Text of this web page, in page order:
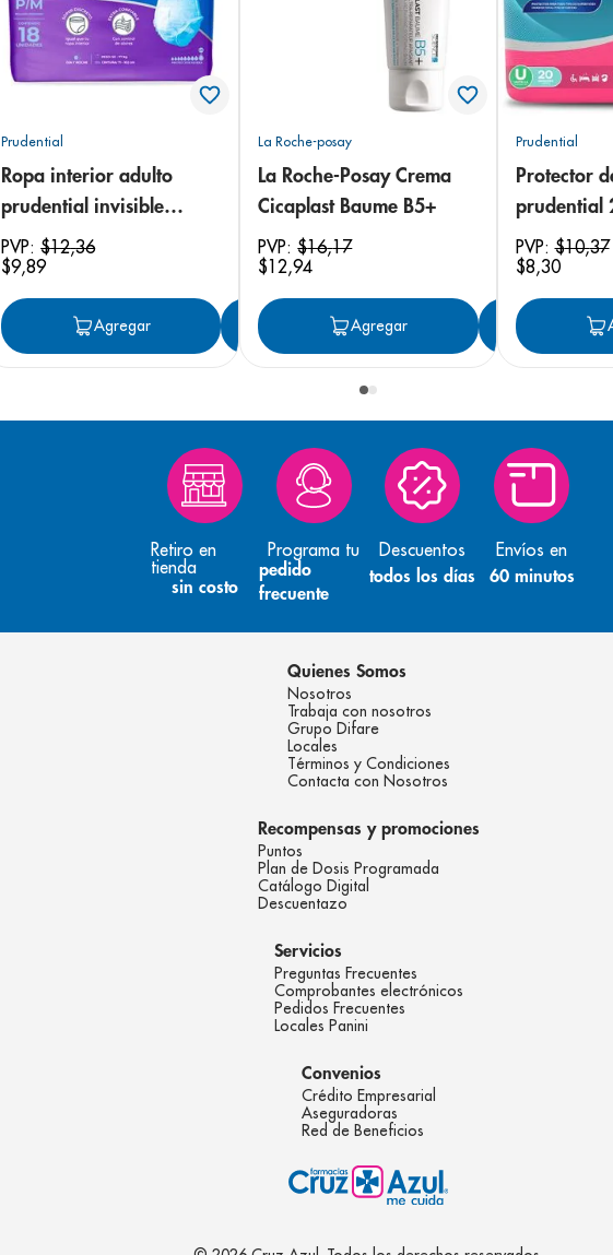
Agregar
Prudential
Ropa interior adulto
prudential invisible
small/medium 18
unidades
PVP:$12,36
$9,89
Agregar Agregar
La Roche-posay
La Roche-Posay Crema
Cicaplast Baume B5+
PVP:$16,17
$12,94
Agregar
Prudential
Protector
prudential
PVP:$10,37
$8,30
Retiro en
tienda
sin costo
Programa tu
pedido
frecuente
Descuentos
todos los días
Envíos en
60 minutos
Quienes Somos
Nosotros
Trabaja con nosotros
Grupo Difare
Locales
Términos y Condiciones
Contacta con Nosotros
Recompensas y promociones
Puntos
Plan de Dosis Programada
Catálogo Digital
Descuentazo
Servicios
Preguntas Frecuentes
Comprobantes electrónicos
Pedidos Frecuentes
Locales Panini
Convenios
Crédito Empresarial
Aseguradoras
Red de Beneficios